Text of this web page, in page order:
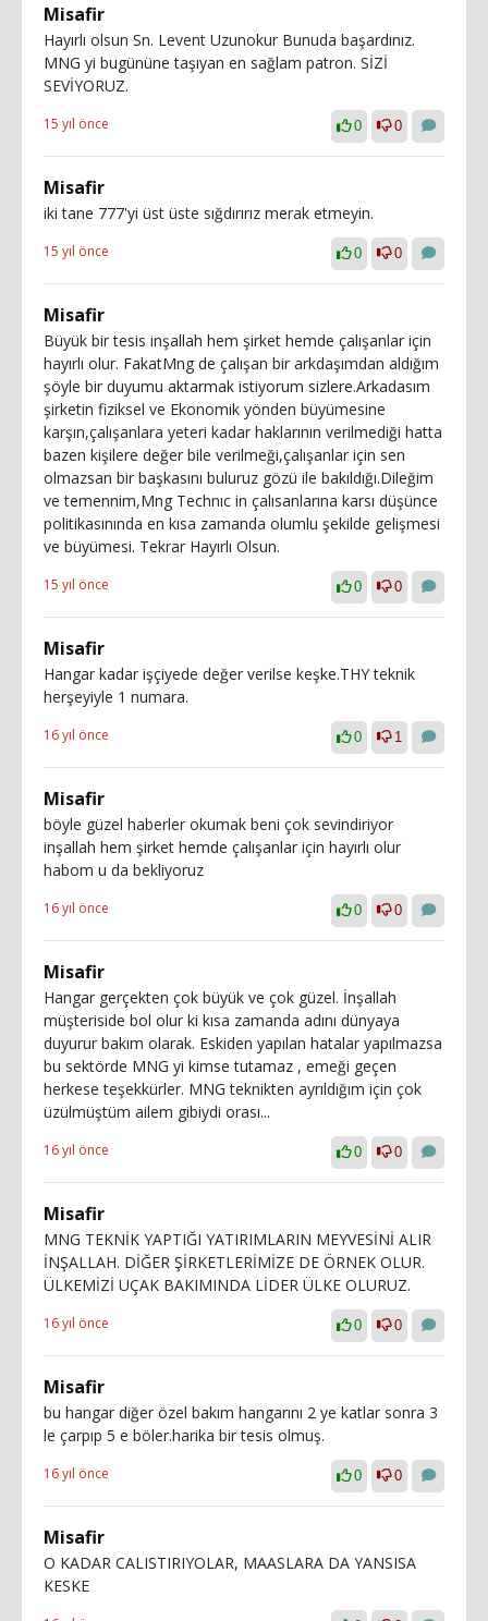
Misafir
Hayırlı olsun Sn. Levent Uzunokur Bunuda başardınız.
MNG yi bugününe taşıyan en sağlam patron. SİZİ
SEVİYORUZ.
15 yıl önce 0 0
Misafir
iki tane 777'yi üst üste sığdırırız merak etmeyin.
15 yıl önce 0 0
Misafir
Büyük bir tesis inşallah hem şirket hemde çalışanlar için
hayırlı olur. FakatMng de çalışan bir arkdaşımdan aldığım
şöyle bir duyumu aktarmak istiyorum sizlere.Arkadasım
şirketin fiziksel ve Ekonomik yönden büyümesine
karşın,çalışanlara yeteri kadar haklarının verilmediği hatta
bazen kişilere değer bile verilmeği,çalışanlar için sen
olmazsan bir başkasını buluruz gözü ile bakıldığı.Dileğim
ve temennim,Mng Technıc in çalısanlarına karsı düşünce
politikasınında en kısa zamanda olumlu şekilde gelişmesi
ve büyümesi. Tekrar Hayırlı Olsun.
15 yıl önce 0 0
Misafir
Hangar kadar işçiyede değer verilse keşke.THY teknik
herşeyiyle 1 numara.
16 yıl önce 0 1
Misafir
böyle güzel haberler okumak beni çok sevindiriyor
inşallah hem şirket hemde çalışanlar için hayırlı olur
habom u da bekliyoruz
16 yıl önce 0 0
Misafir
Hangar gerçekten çok büyük ve çok güzel. İnşallah
müşteriside bol olur ki kısa zamanda adını dünyaya
duyurur bakım olarak. Eskiden yapılan hatalar yapılmazsa
bu sektörde MNG yi kimse tutamaz , emeği geçen
herkese teşekkürler. MNG teknikten ayrıldığım için çok
üzülmüştüm ailem gibiydi orası...
16 yıl önce 0 0
Misafir
MNG TEKNİK YAPTIĞI YATIRIMLARIN MEYVESİNİ ALIR
İNŞALLAH. DİĞER ŞİRKETLERİMİZE DE ÖRNEK OLUR.
ÜLKEMİZİ UÇAK BAKIMINDA LİDER ÜLKE OLURUZ.
16 yıl önce 0 0
Misafir
bu hangar diğer özel bakım hangarını 2 ye katlar sonra 3
le çarpıp 5 e böler.harika bir tesis olmuş.
16 yıl önce 0 0
Misafir
O KADAR CALISTIRIYOLAR, MAASLARA DA YANSISA
KESKE